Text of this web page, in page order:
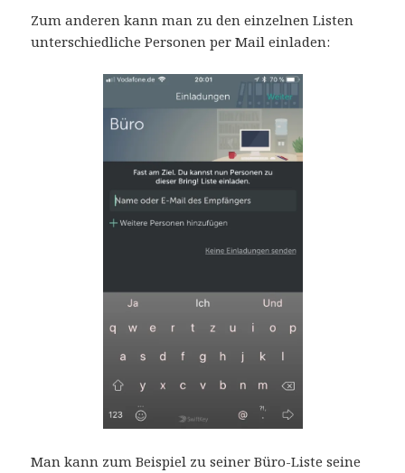
Zum anderen kann man zu den einzelnen Listen
unterschiedliche Personen per Mail einladen:
Man kann zum Beispiel zu seiner Büro-Liste seine